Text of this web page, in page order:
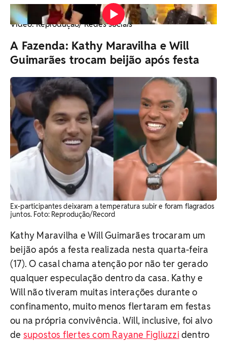
Ex-peões revelaram o romance durante o reencontro
especial com todos os peões nesta quarta-feira (17)
Vídeo: Reprodução/ Redes sociais
A Fazenda: Kathy Maravilha e Will
Guimarães trocam beijão após festa
Ex-participantes deixaram a temperatura subir e foram flagrados
juntos. ​Foto: Reprodução/Record
Kathy Maravilha e Will Guimarães trocaram um
beijão após a festa realizada nesta quarta-feira
(17).O casal chama atenção por não ter gerado
qualquer especulação dentro da casa. Kathy e
Will não tiveram muitas interações durante o
confinamento, muito menos flertaram em festas
ou na própria convivência. Will, inclusive, foi alvo
de supostos flertes com Rayane Figliuzzi dentro